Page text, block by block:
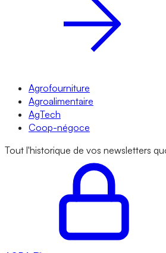
Agrofourniture
Agroalimentaire
AgTech
Coop-négoce
Tout l'historique de vos newsletters